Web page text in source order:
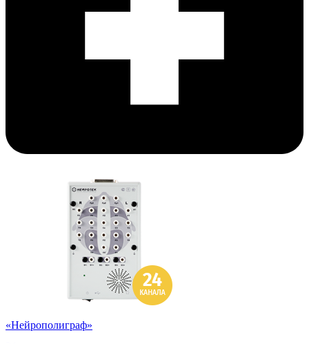
«Нейрополиграф»